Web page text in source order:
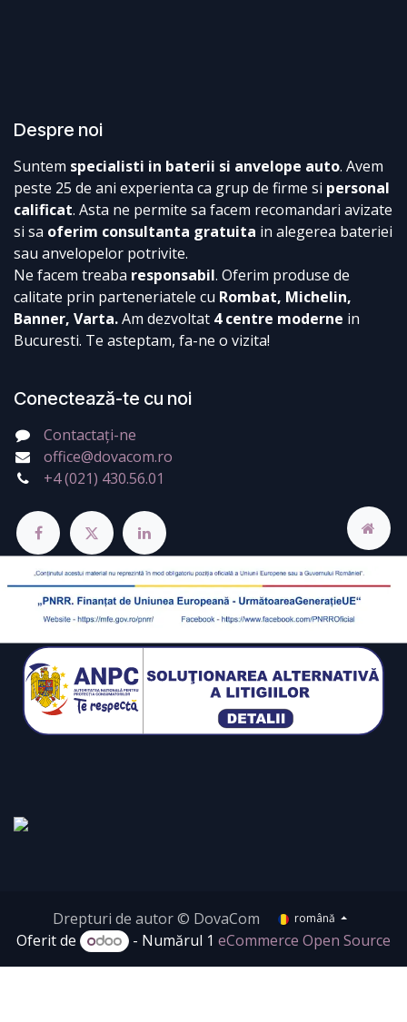
Despre noi
Suntem specialisti in baterii si anvelope auto. Avem
peste 25 de ani experienta ca grup de firme si personal
calificat. Asta ne permite sa facem recomandari avizate
si sa oferim consultanta gratuita in alegerea bateriei
sau anvelopelor potrivite.
Ne facem treaba responsabil. Oferim produse de
calitate prin parteneriatele cu Rombat, Michelin,
Banner, Varta.Am dezvoltat 4 centre moderne in
Bucuresti. Te asteptam, fa-ne o vizita!
Conectează-te cu noi
Contactați-ne
office@dovacom.ro
+4 (021) 430.56.01
Drepturi de autor © DovaCom română
Oferit de - Numărul 1eCommerce Open Source